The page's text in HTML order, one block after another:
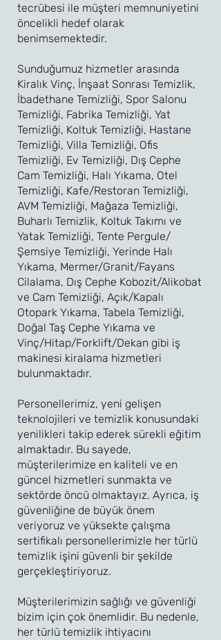
tecrübesi ile müşteri memnuniyetini
öncelikli hedef olarak
benimsemektedir.
Sunduğumuz hizmetler arasında
Kiralık Vinç, İnşaat Sonrası Temizlik,
İbadethane Temizliği, Spor Salonu
Temizliği, Fabrika Temizliği, Yat
Temizliği, Koltuk Temizliği, Hastane
Temizliği, Villa Temizliği, Ofis
Temizliği, Ev Temizliği, Dış Cephe
Cam Temizliği, Halı Yıkama, Otel
Temizliği, Kafe/Restoran Temizliği,
AVM Temizliği, Mağaza Temizliği,
Buharlı Temizlik, Koltuk Takımı ve
Yatak Temizliği, Tente Pergule/
Şemsiye Temizliği, Yerinde Halı
Yıkama, Mermer/Granit/Fayans
Cilalama, Dış Cephe Kobozit/Alikobat
ve Cam Temizliği, Açık/Kapalı
Otopark Yıkama, Tabela Temizliği,
Doğal Taş Cephe Yıkama ve
Vinç/Hitap/Forklift/Dekan gibi iş
makinesi kiralama hizmetleri
bulunmaktadır.
Personellerimiz, yeni gelişen
teknolojileri ve temizlik konusundaki
yenilikleri takip ederek sürekli eğitim
almaktadır. Bu sayede,
müşterilerimize en kaliteli ve en
güncel hizmetleri sunmakta ve
sektörde öncü olmaktayız. Ayrıca, iş
güvenliğine de büyük önem
veriyoruz ve yüksekte çalışma
sertifikalı personellerimizle her türlü
temizlik işini güvenli bir şekilde
gerçekleştiriyoruz.
Müşterilerimizin sağlığı ve güvenliği
bizim için çok önemlidir. Bu nedenle,
her türlü temizlik ihtiyacını